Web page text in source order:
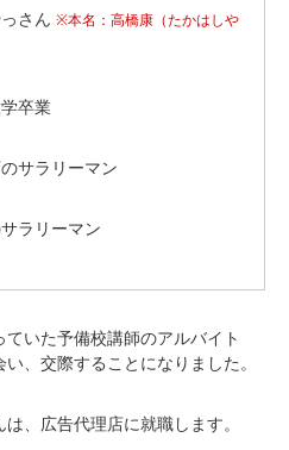
さん ※本名：高橋康（たかはしや
卒業
サラリーマン
ラリーマン
いた予備校講師のアルバイト
、交際することになりました。
、広告代理店に就職します。